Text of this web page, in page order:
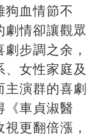
狗血情節不
劇情卻讓觀眾
步調之余，
女性家庭及
演群的喜劇
《車貞淑醫
更翻倍漲，